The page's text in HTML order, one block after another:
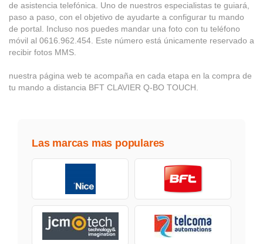
de asistencia telefónica. Uno de nuestros especialistas te guiará,
paso a paso, con el objetivo de ayudarte a configurar tu mando
de portal. Incluso nos puedes mandar una foto con tu teléfono
móvil al 0616.962.454. Este número está únicamente reservado a
recibir fotos MMS.
nuestra página web te acompaña en cada etapa en la compra de
tu mando a distancia BFT CLAVIER Q-BO TOUCH.
Las marcas mas populares